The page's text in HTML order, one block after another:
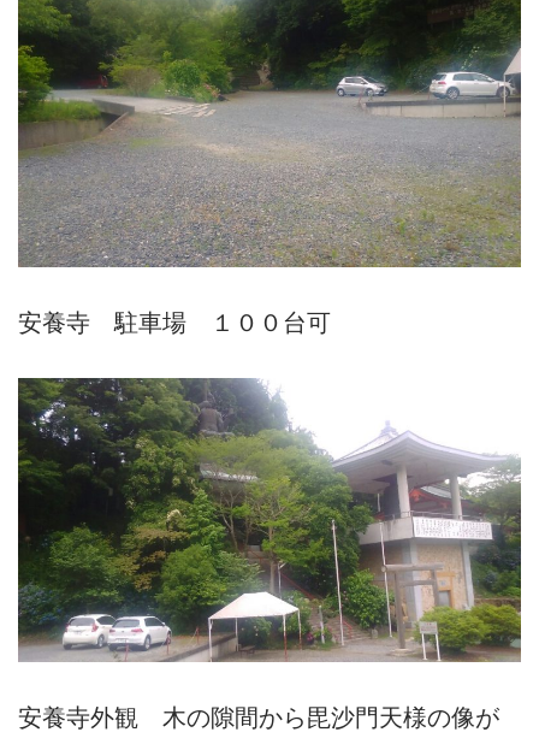
安養寺 駐車場 １００台可
安養寺外観 木の隙間から毘沙門天様の像が